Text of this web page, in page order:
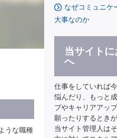
うな職種
なぜコミュニケ
大事なのか
当サイト
へ
仕事をしていれば
悩んだり、もっと
プやキャリアアッ
願ったりするとき
当サイト管理人は